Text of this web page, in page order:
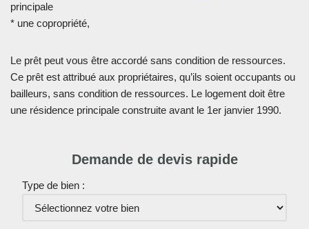
principale
* une copropriété,
Le prêt peut vous être accordé sans condition de ressources.
Ce prêt est attribué aux propriétaires, qu’ils soient occupants ou
bailleurs, sans condition de ressources. Le logement doit être
une résidence principale construite avant le 1er janvier 1990.
Demande de devis rapide
Type de bien :